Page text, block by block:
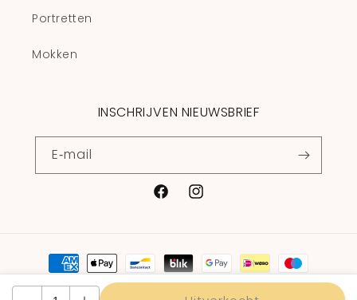
Portretten
Mokken
INSCHRIJVEN NIEUWSBRIEF
E‑mail
FacebookInstagram
Betaalmethoden